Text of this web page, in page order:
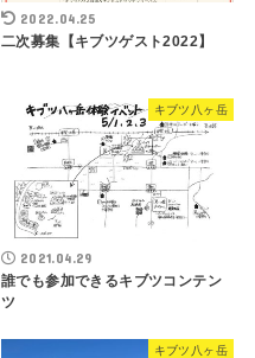
2022.04.25
二次募集【キブツゲスト2022】
キブツ八ヶ岳
2021.04.29
誰でも参加できるキブツコンテン
ツ
キブツ八ヶ岳